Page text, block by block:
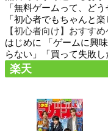
「無料ゲームって、ど
「初心者でもちゃんと
【初心者向け】おすす
はじめに 「ゲームに興
らない」「買って失敗
楽天